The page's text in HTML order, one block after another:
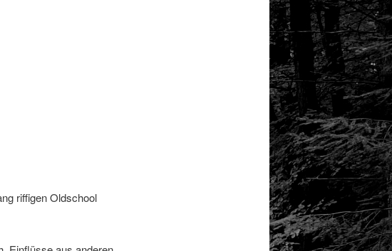
riffigen Oldschool